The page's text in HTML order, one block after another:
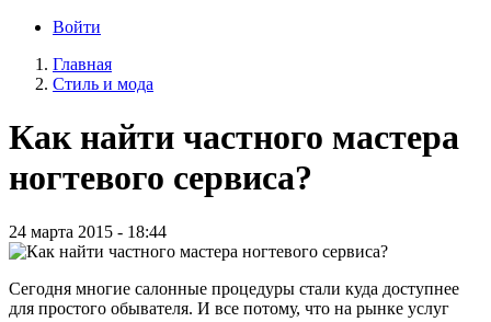
Меню
записи
пользователя
Войти
Строка
навигации
Главная
Стиль и мода
Как найти частного мастера
ногтевого сервиса?
24 марта 2015 - 18:44
Сегодня многие салонные процедуры стали куда доступнее
для простого обывателя. И все потому, что на рынке услуг